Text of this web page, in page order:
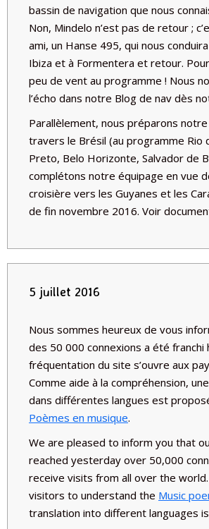
bassin de navigation que nous
Non, Mindelo n’est pas de retour ;
ami, un Hanse 495, qui nous
Ibiza et à Formentera et retour.
peu de vent au programme ! Nous
l’écho dans notre Blog de nav dès
Parallèlement, nous préparons
travers le Brésil (au programme Rio
Preto, Belo Horizonte, Salvador de
complétons notre équipage en vue
croisière vers les Guyanes et les
de fin novembre 2016. Voir
5 juillet 2016
Nous sommes heureux de vous
des 50 000 connexions a été franchi
fréquentation du site s’ouvre aux
Comme aide à la compréhension,
dans différentes langues est
Poèmes en musique.
We are pleased to inform you that
reached yesterday over 50,000
receive visits from all over the
visitors to understand the Music
translation into different languages